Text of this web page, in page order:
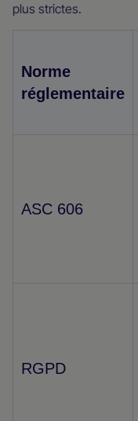
plus strictes.
Norme
réglementaire
ASC 606
RGPD